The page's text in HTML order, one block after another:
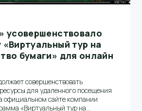
усовершенствовало
тур на
бумаги» для онлайн
совершенствовать
для удаленного посещения
официальном сайте компании
«Виртуальный тур на